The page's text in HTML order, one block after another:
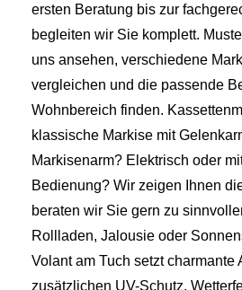
ersten Beratung bis zur
begleiten wir Sie komplett.
uns ansehen, verschiedene
vergleichen und die passende
Wohnbereich finden.
klassische Markise mit
Markisenarm? Elektrisch oder
Bedienung? Wir zeigen Ihnen
beraten wir Sie gern zu
Rollladen, Jalousie oder
Volant am Tuch setzt charmante
zusätzlichen UV-Schutz.